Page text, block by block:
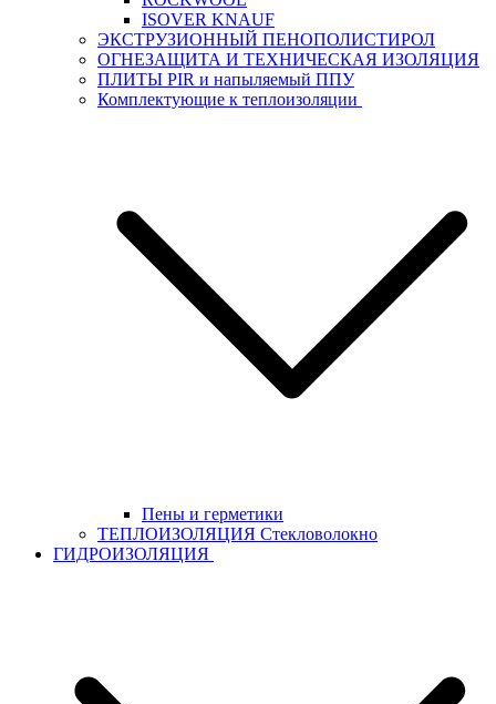
ISOVER KNAUF
ЭКСТРУЗИОННЫЙ ПЕНОПОЛИСТИРОЛ
ОГНЕЗАЩИТА И ТЕХНИЧЕСКАЯ ИЗОЛЯЦИЯ
ПЛИТЫ PIR и напыляемый ППУ
Комплектующие к теплоизоляции
Пены и герметики
ТЕПЛОИЗОЛЯЦИЯ Стекловолокно
ГИДРОИЗОЛЯЦИЯ